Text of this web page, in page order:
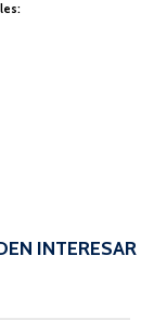
INTERESAR